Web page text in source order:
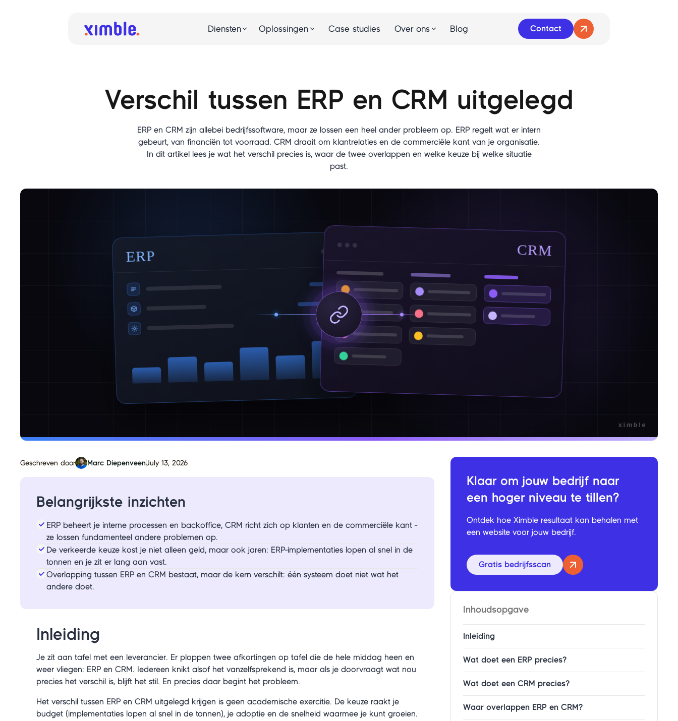
Diensten Oplossingen Case studies Over ons Blog Contact
Verschil tussen ERP en CRM uitgelegd
ERP en CRM zijn allebei bedrijfssoftware, maar ze lossen een heel ander probleem op. ERP regelt wat er intern
gebeurt, van financiën tot voorraad. CRM draait om klantrelaties en de commerciële kant van je organisatie.
In dit artikel lees je wat het verschil precies is, waar de twee overlappen en welke keuze bij welke situatie
past.
Geschreven door Marc DiepenveenJuly 13, 2026
Belangrijkste inzichten
ERP beheert je interne processen en backoffice, CRM richt zich op klanten en de commerciële kant -
ze lossen fundamenteel andere problemen op.
De verkeerde keuze kost je niet alleen geld, maar ook jaren: ERP-implementaties lopen al snel in de
tonnen en je zit er lang aan vast.
Overlapping tussen ERP en CRM bestaat, maar de kern verschilt: één systeem doet niet wat het
andere doet.
Inleiding
Je zit aan tafel met een leverancier. Er ploppen twee afkortingen op tafel die de hele middag heen en
weer vliegen: ERP en CRM. Iedereen knikt alsof het vanzelfsprekend is, maar als je doorvraagt wat nou
precies het verschil is, blijft het stil. En precies daar begint het probleem.
Het verschil tussen ERP en CRM uitgelegd krijgen is geen academische exercitie. De keuze raakt je
budget (implementaties lopen al snel in de tonnen), je adoptie en de snelheid waarmee je kunt groeien.
Klaar om jouw bedrijf naar
een hoger niveau te tillen?
Ontdek hoe Ximble resultaat kan behalen met
een website voor jouw bedrijf.
Gratis bedrijfsscan
Inhoudsopgave
Inleiding
Wat doet een ERP precies?
Wat doet een CRM precies?
Waar overlappen ERP en CRM?